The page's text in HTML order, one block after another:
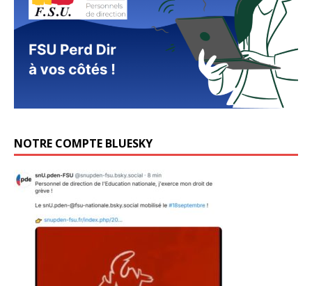
NOTRE COMPTE BLUESKY